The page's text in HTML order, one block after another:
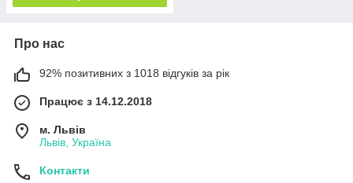
Про нас
92% позитивних з 1018 відгуків за рік
Працює з 14.12.2018
м. Львів
Львів, Україна
Контакти